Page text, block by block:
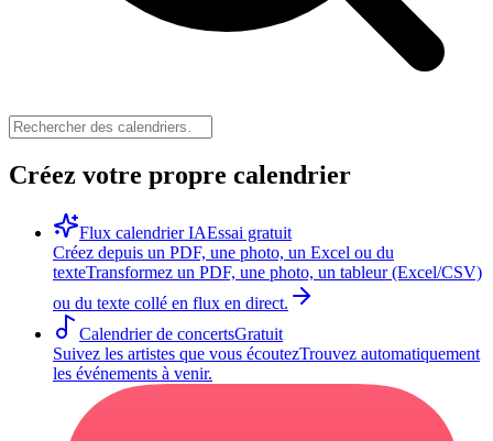
Créez votre propre calendrier
Flux calendrier IAEssai gratuit
Créez depuis un PDF, une photo, un Excel ou du
texteTransformez un PDF, une photo, un tableur (Excel/CSV)
ou du texte collé en flux en direct.
Calendrier de concertsGratuit
Suivez les artistes que vous écoutezTrouvez automatiquement
les événements à venir.